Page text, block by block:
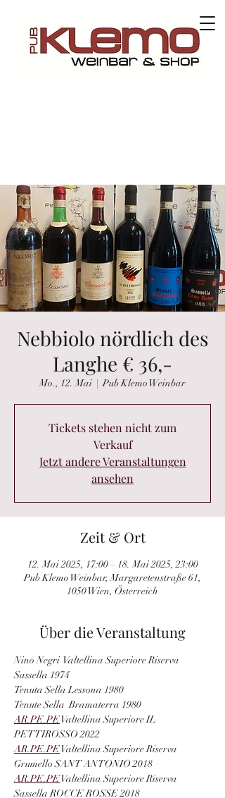
Nebbiolo nördlich des
Langhe € 36,-
Mo., 12. Mai
  |
Pub Klemo Weinbar
Tickets stehen nicht zum
Verkauf
Jetzt andere Veranstaltungen
ansehen
Zeit & Ort
12. Mai 2025, 17:00 – 18. Mai 2025, 23:00
Pub Klemo Weinbar, Margaretenstraße 61,
1050 Wien, Österreich
Über die Veranstaltung
Nino Negri  Valtellina Superiore Riserva
Sassella 1974
Tenuta Sella Lessona 1980
Tenute Sella  Bramaterra 1980
AR.PE.PE Valtellina Superiore IL
PETTIROSSO 2022
AR.PE.PE Valtellina Superiore Riserva
Grumello SANT ANTONIO 2018
AR.PE.PE Valtellina Superiore Riserva
Sassella ROCCE ROSSE 2018